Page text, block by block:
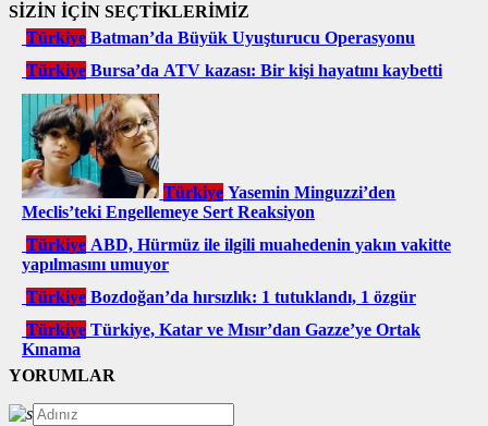
SİZİN İÇİN SEÇTİKLERİMİZ
Türkiye Batman’da Büyük Uyuşturucu Operasyonu
Türkiye Bursa’da ATV kazası: Bir kişi hayatını kaybetti
Türkiye Yasemin Minguzzi’den
Meclis’teki Engellemeye Sert Reaksiyon
Türkiye ABD, Hürmüz ile ilgili muahedenin yakın vakitte
yapılmasını umuyor
Türkiye Bozdoğan’da hırsızlık: 1 tutuklandı, 1 özgür
Türkiye Türkiye, Katar ve Mısır’dan Gazze’ye Ortak
Kınama
YORUMLAR